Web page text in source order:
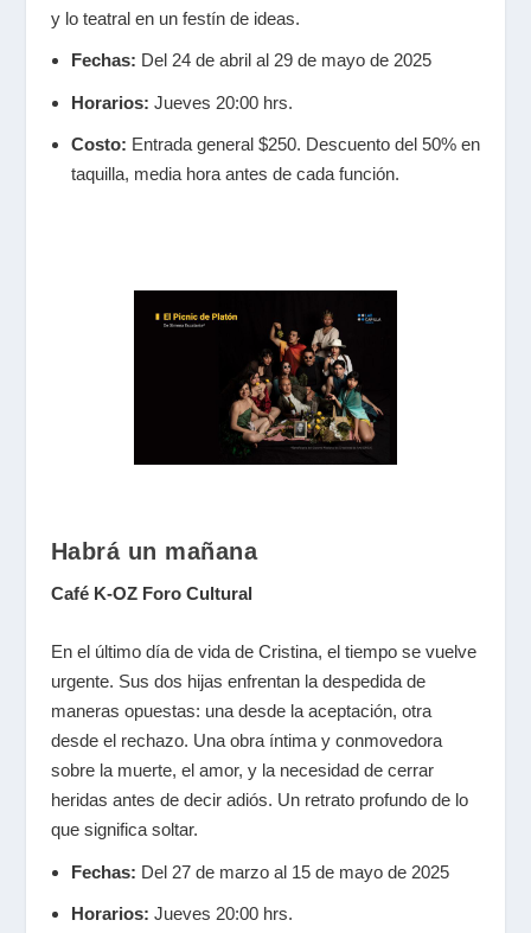
y lo teatral en un festín de ideas.
Fechas: Del 24 de abril al 29 de mayo de 2025
Horarios: Jueves 20:00 hrs.
Costo: Entrada general $250. Descuento del 50% en
taquilla, media hora antes de cada función.
Habrá un mañana
Café K-OZ Foro Cultural
En el último día de vida de Cristina, el tiempo se vuelve
urgente. Sus dos hijas enfrentan la despedida de
maneras opuestas: una desde la aceptación, otra
desde el rechazo. Una obra íntima y conmovedora
sobre la muerte, el amor, y la necesidad de cerrar
heridas antes de decir adiós. Un retrato profundo de lo
que significa soltar.
Fechas: Del 27 de marzo al 15 de mayo de 2025
Horarios: Jueves 20:00 hrs.